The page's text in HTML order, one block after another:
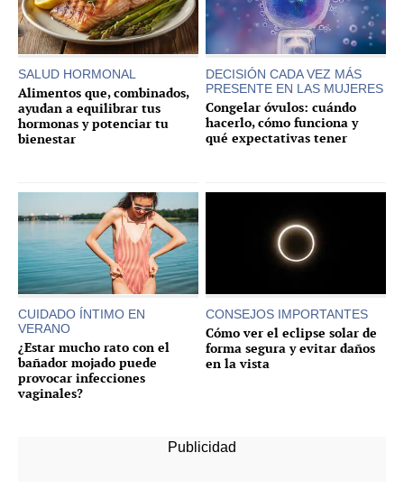
SALUD HORMONAL
Alimentos que, combinados,
ayudan a equilibrar tus
hormonas y potenciar tu
bienestar
DECISIÓN CADA VEZ MÁS
PRESENTE EN LAS MUJERES
Congelar óvulos: cuándo
hacerlo, cómo funciona y
qué expectativas tener
CUIDADO ÍNTIMO EN
VERANO
¿Estar mucho rato con el
bañador mojado puede
provocar infecciones
vaginales?
CONSEJOS IMPORTANTES
Cómo ver el eclipse solar de
forma segura y evitar daños
en la vista